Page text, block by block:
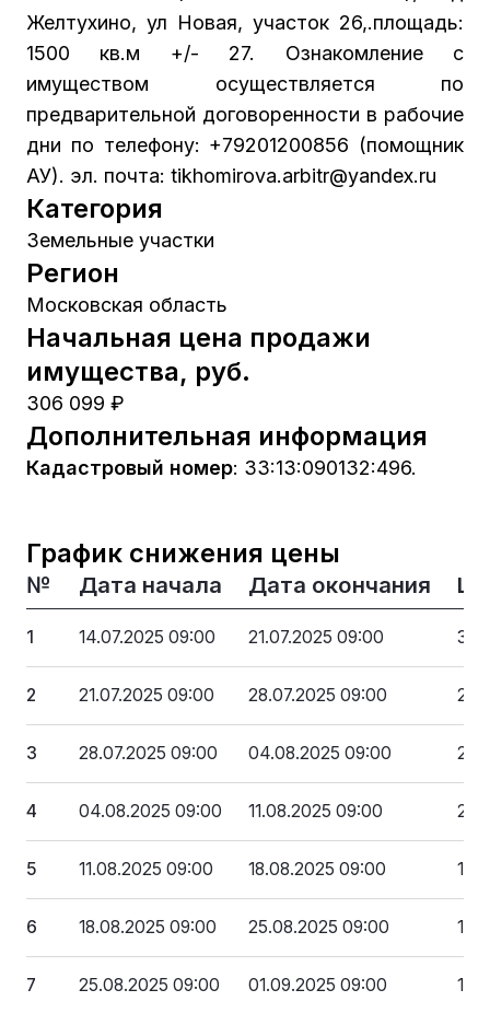
Желтухино, ул Новая, участок 26,.площадь:
1500 кв.м +/- 27. Ознакомление с
имуществом осуществляется по
предварительной договоренности в рабочие
дни по телефону: +79201200856 (помощник
АУ). эл. почта: tikhomirova.arbitr@yandex.ru
Категория
Земельные участки
Регион
Московская область
Начальная цена продажи
имущества, руб.
306 099 ₽
Дополнительная информация
Кадастровый номер: 33:13:090132:496.
График снижения цены
№ Дата начала Дата окончания
1 14.07.2025 09:00 21.07.2025 09:00
2 21.07.2025 09:00 28.07.2025 09:00 275
3 28.07.2025 09:00 04.08.2025 09:00
4 04.08.2025 09:00 11.08.2025 09:00
5 11.08.2025 09:00 18.08.2025 09:00
6 18.08.2025 09:00 25.08.2025 09:00
7 25.08.2025 09:00 01.09.2025 09:00